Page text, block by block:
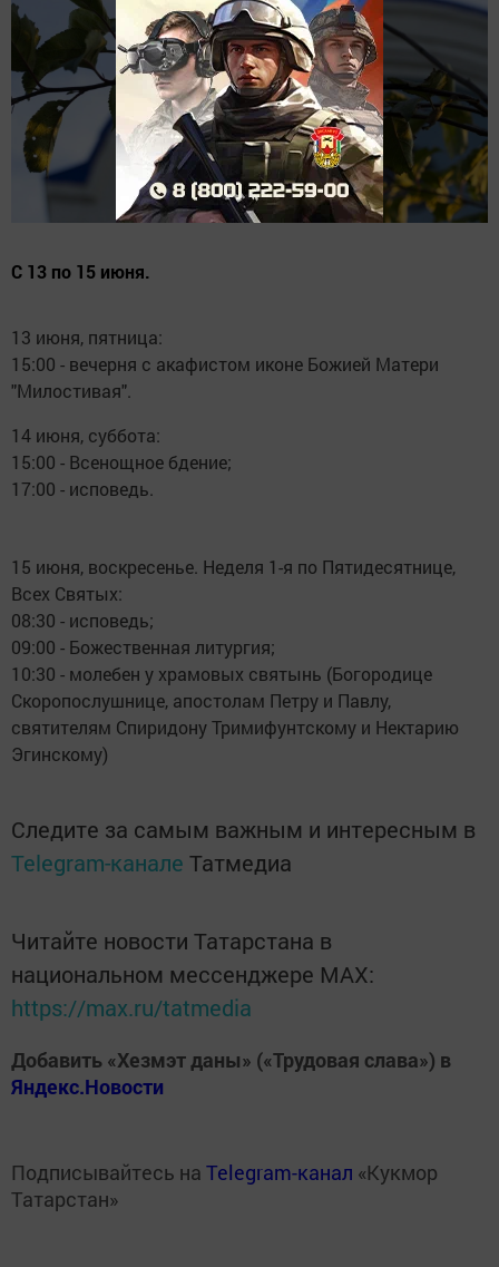
С 13 по 15 июня.
13 июня, пятница:
15:00 - вечерня с акафистом иконе Божией Матери
"Милостивая".
14 июня, суббота:
15:00 - Всенощное бдение;
17:00 - исповедь.
15 июня, воскресенье. Неделя 1-я по Пятидесятнице,
Всех Святых:
08:30 - исповедь;
09:00 - Божественная литургия;
10:30 - молебен у храмовых святынь (Богородице
Скоропослушнице, апостолам Петру и Павлу,
святителям Спиридону Тримифунтскому и Нектарию
Эгинскому)
Следите за самым важным и интересным в
Telegram-канале Татмедиа
Читайте новости Татарстана в
национальном мессенджере MАХ:
https://max.ru/tatmedia
Добавить «Хезмэт даны» («Трудовая слава») в
Яндекс.Новости
Подписывайтесь на Telegram-канал «Кукмор
Татарстан»